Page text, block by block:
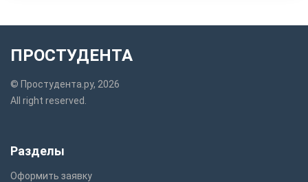
ПРОСТУДЕНТА
© Простудента.ру, 2026
All right reserved.
Разделы
Оформить заявку